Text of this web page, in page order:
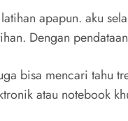
apapun. aku
Dengan
bisa mencari tahu
atau notebook